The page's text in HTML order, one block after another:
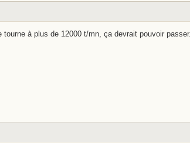
à plus de 12000 t/mn, ça devrait pouvoir passer.